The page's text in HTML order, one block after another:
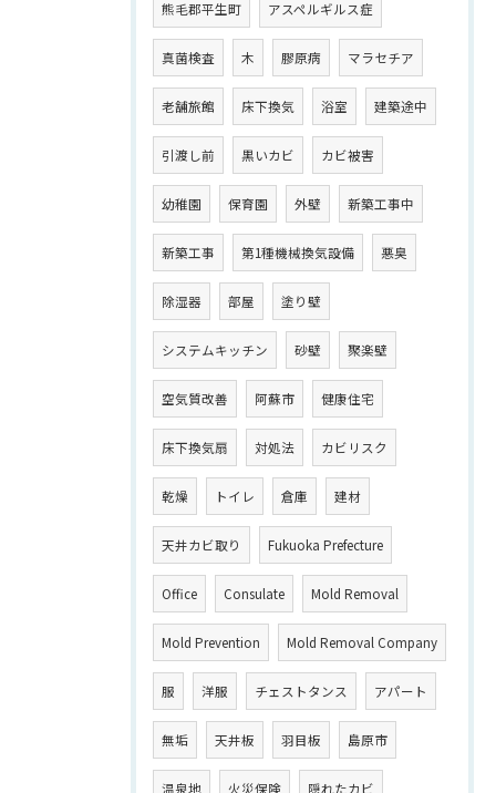
熊毛郡平生町 アスペルギルス症
真菌検査 木 膠原病 マラセチア
老舗旅館 床下換気 浴室 建築途中
引渡し前 黒いカビ カビ被害
幼稚園 保育園 外壁 新築工事中
新築工事 第1種機械換気設備 悪臭
除湿器 部屋 塗り壁
システムキッチン 砂壁 聚楽壁
空気質改善 阿蘇市 健康住宅
床下換気扇 対処法 カビリスク
乾燥 トイレ 倉庫 建材
天井カビ取り Fukuoka Prefecture
Office Consulate Mold Removal
Mold Prevention Mold Removal Company
服 洋服 チェストタンス アパート
無垢 天井板 羽目板 島原市
温泉地 火災保険 隠れたカビ